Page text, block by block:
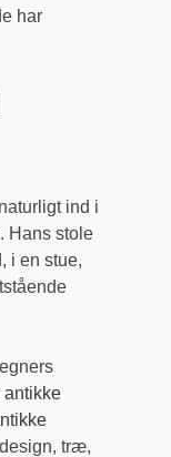
har
ind i
Hans stole
i en stue,
antikke
træ,